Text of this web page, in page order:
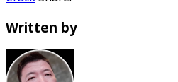
Written by